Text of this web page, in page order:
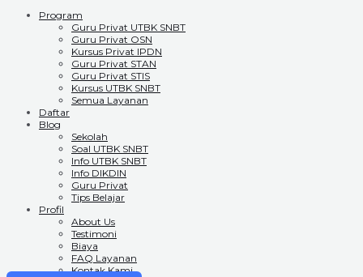
Program
Guru Privat UTBK SNBT
Guru Privat OSN
Kursus Privat IPDN
Guru Privat STAN
Guru Privat STIS
Kursus UTBK SNBT
Semua Layanan
Daftar
Blog
Sekolah
Soal UTBK SNBT
Info UTBK SNBT
Info DIKDIN
Guru Privat
Tips Belajar
Profil
About Us
Testimoni
Biaya
FAQ Layanan
Kontak Kami